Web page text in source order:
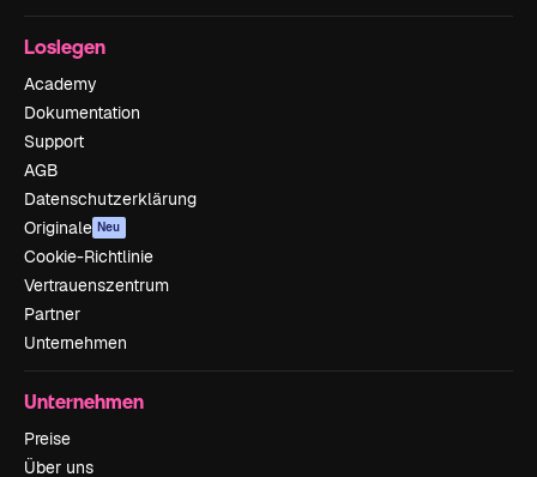
Loslegen
Academy
Dokumentation
Support
AGB
Datenschutzerklärung
Originale Neu
Cookie-Richtlinie
Vertrauenszentrum
Partner
Unternehmen
Unternehmen
Preise
Über uns